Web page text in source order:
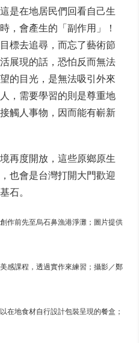
是在地居民們回看自己生
，會產生的「副作用」！
標去追尋，而忘了藝術節
展現的話，恐怕反而無法
的目光，是無法吸引外來
，需要學習的則是尊重地
觸人事物，因而能有嶄新
再度開放，這些原鄉原生
也會是台灣打開大門歡迎
石。
作前先至烏石鼻漁港淨灘；圖片提供
感課程，透過實作來練習；攝影／鄭
在地食材自行設計包裝呈現的餐盒；